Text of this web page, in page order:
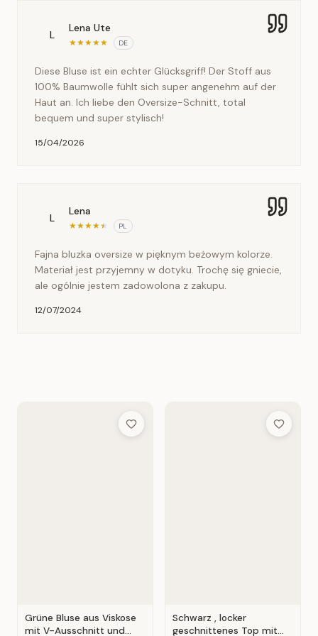
L
Lena Ute
★★★★★ DE
Diese Bluse ist ein echter Glücksgriff! Der Stoff aus
100% Baumwolle fühlt sich super angenehm auf der
Haut an. Ich liebe den Oversize-Schnitt, total
bequem und super stylisch!
15/04/2026
L
Lena
★★★★★ PL
Fajna bluzka oversize w pięknym beżowym kolorze.
Materiał jest przyjemny w dotyku. Trochę się gniecie,
ale ogólnie jestem zadowolona z zakupu.
12/07/2024
Add to Wish List
Grüne Bluse aus Viskose
mit V-Ausschnitt und
Add to
Schwarz , locker
geschnittenes Top mit